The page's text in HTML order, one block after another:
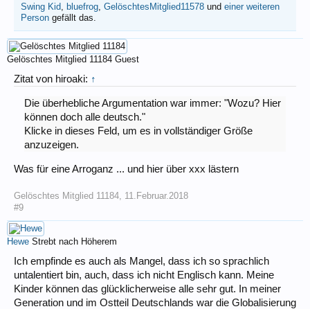
Swing Kid bluefrog GelöschtesMitglied11578 und einer weiteren
Person gefällt das.
Gelöschtes Mitglied 11184 Guest
Zitat von hiroaki: ↑
Die überhebliche Argumentation war immer: "Wozu? Hier
können doch alle deutsch."
Klicke in dieses Feld, um es in vollständiger Größe
anzuzeigen.
Was für eine Arroganz ... und hier über xxx lästern
Gelöschtes Mitglied 11184 11.Februar.2018
#9
Hewe Strebt nach Höherem
Ich empfinde es auch als Mangel, dass ich so sprachlich
untalentiert bin, auch, dass ich nicht Englisch kann. Meine
Kinder können das glücklicherweise alle sehr gut. In meiner
Generation und im Ostteil Deutschlands war die Globalisierung